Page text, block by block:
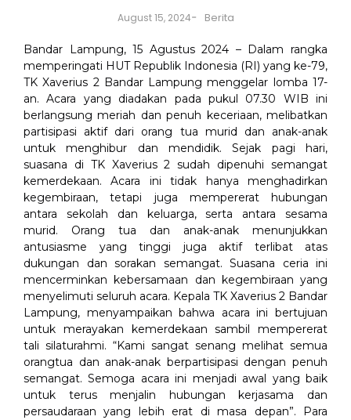
August 15, 2024- Berita
Bandar Lampung, 15 Agustus 2024 – Dalam rangka
memperingati HUT Republik Indonesia (RI) yang ke-79,
TK Xaverius 2 Bandar Lampung menggelar lomba 17-
an. Acara yang diadakan pada pukul 07.30 WIB ini
berlangsung meriah dan penuh keceriaan, melibatkan
partisipasi aktif dari orang tua murid dan anak-anak
untuk menghibur dan mendidik. Sejak pagi hari,
suasana di TK Xaverius 2 sudah dipenuhi semangat
kemerdekaan. Acara ini tidak hanya menghadirkan
kegembiraan, tetapi juga mempererat hubungan
antara sekolah dan keluarga, serta antara sesama
murid. Orang tua dan anak-anak menunjukkan
antusiasme yang tinggi juga aktif terlibat atas
dukungan dan sorakan semangat. Suasana ceria ini
mencerminkan kebersamaan dan kegembiraan yang
menyelimuti seluruh acara. Kepala TK Xaverius 2 Bandar
Lampung, menyampaikan bahwa acara ini bertujuan
untuk merayakan kemerdekaan sambil mempererat
tali silaturahmi. “Kami sangat senang melihat semua
orangtua dan anak-anak berpartisipasi dengan penuh
semangat. Semoga acara ini menjadi awal yang baik
untuk terus menjalin hubungan kerjasama dan
persaudaraan yang lebih erat di masa depan”. Para